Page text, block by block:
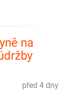
na
před 4 dny